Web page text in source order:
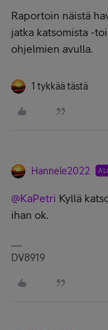
Raportoin näistä
jatka katsomista -
ohjelmien avulla.
1 tykkää tästä
Hannele2022
@KaPetri Kyllä
ihan ok.
DV8919